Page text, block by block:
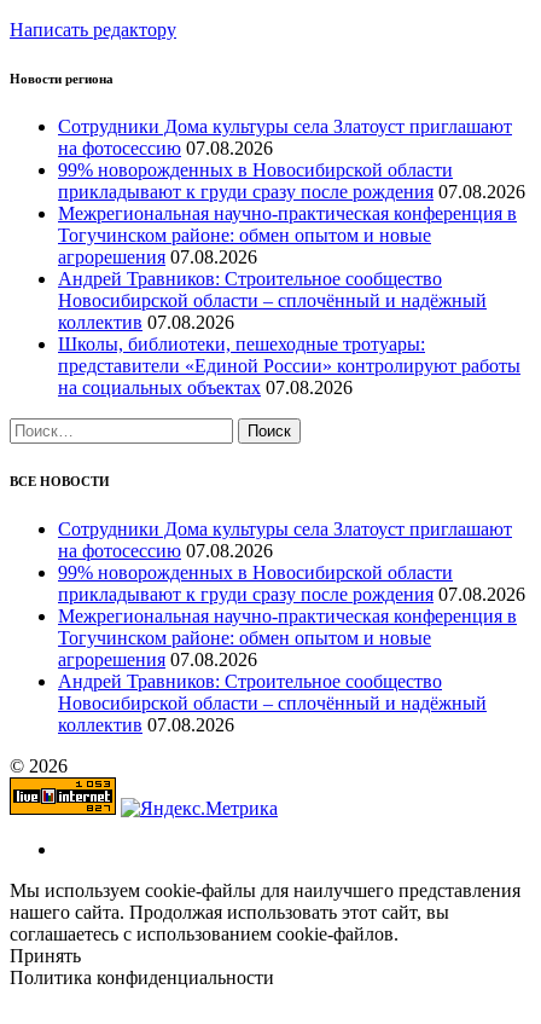
Написать редактору
Новости региона
Сотрудники Дома культуры села Златоуст приглашают
на фотосессию 07.08.2026
99% новорожденных в Новосибирской области
прикладывают к груди сразу после рождения 07.08.2026
Межрегиональная научно‑практическая конференция в
Тогучинском районе: обмен опытом и новые
агрорешения 07.08.2026
Андрей Травников: Строительное сообщество
Новосибирской области – сплочённый и надёжный
коллектив 07.08.2026
Школы, библиотеки, пешеходные тротуары:
представители «Единой России» контролируют работы
на социальных объектах 07.08.2026
Найти:
ВСЕ НОВОСТИ
Сотрудники Дома культуры села Златоуст приглашают
на фотосессию 07.08.2026
99% новорожденных в Новосибирской области
прикладывают к груди сразу после рождения 07.08.2026
Межрегиональная научно‑практическая конференция в
Тогучинском районе: обмен опытом и новые
агрорешения 07.08.2026
Андрей Травников: Строительное сообщество
Новосибирской области – сплочённый и надёжный
коллектив 07.08.2026
© 2026
Мы используем cookie-файлы для наилучшего представления
нашего сайта. Продолжая использовать этот сайт, вы
соглашаетесь с использованием cookie-файлов.
Принять
Политика конфиденциальности